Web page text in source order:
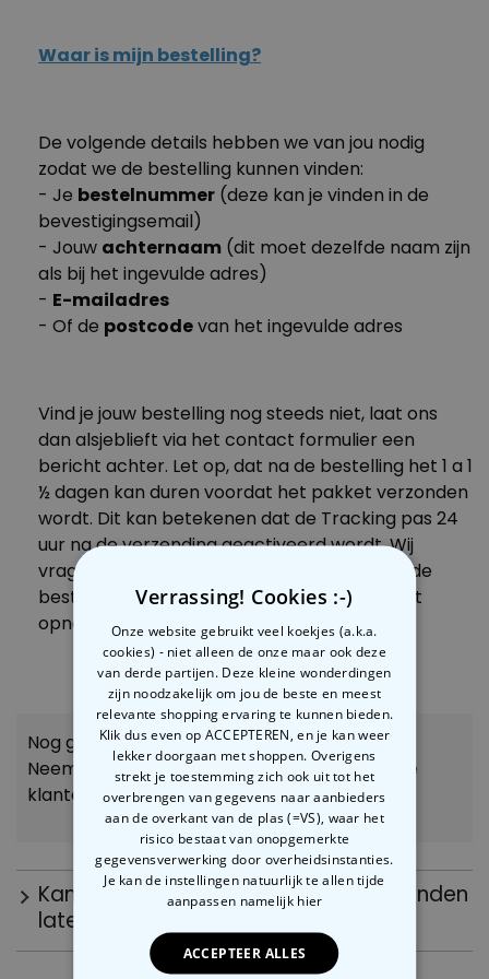
Neem dan contact op met onze fabelachtige
klantenservice.We gaan je helpen!
- Je pakketje in een GLS depot laten leveren, waar
je het zelf kunt ophalen
- De dag van de levering kiezen
Nog geen antwoord op je vraag gevonden?!?
Neem dan contact op met onze fabelachtige
Waar is mijn bestelling?
De volgende details hebben we van jou nodig
zodat we de bestelling kunnen vinden:
- Je bestelnummer (deze kan je vinden in de
bevestigingsemail)
- Jouw achternaam (dit moet dezelfde naam zijn
als bij het ingevulde adres)
- E-mailadres
- Of de postcodevan het ingevulde adres
Vind je jouw bestelling nog steeds niet, laat ons
dan alsjeblieft via het contact formulier een
bericht achter. Let op, dat na de bestelling het 1 a 1
½ dagen kan duren voordat het pakket verzonden
wordt. Dit kan betekenen dat de Tracking pas 24
uur na de verzending geactiveerd wordt. Wij
vragen je om alsjeblieft deze tijd (48 uur na de
bestelling) af te wachten voordat je contact
opneemt.
Nog geen antwoord op je vraag gevonden?!?
Neem dan contact op met onze fabelachtige
klantenservice.We gaan je helpen!
Kan ik mijn bestelling ook in andere landen
laten leveren?
Wij leveren vanuit elke webshop alleen naar dat
Verrassing! Cookies :-)
Onze website gebruikt veel koekjes (a.k.a.
cookies) - niet alleen de onze maar ook deze
van derde partijen. Deze kleine wonderdingen
zijn noodzakelijk om jou de beste en meest
relevante shopping ervaring te kunnen bieden.
Klik dus even op ACCEPTEREN, en je kan weer
lekker doorgaan met shoppen. Overigens
strekt je toestemming zich ook uit tot het
overbrengen van gegevens naar aanbieders
aan de overkant van de plas (=VS), waar het
risico bestaat van onopgemerkte
gegevensverwerking door overheidsinstanties.
Je kan de instellingen natuurlijk te allen tijde
aanpassen namelijk hier
ACCEPTEER ALLES